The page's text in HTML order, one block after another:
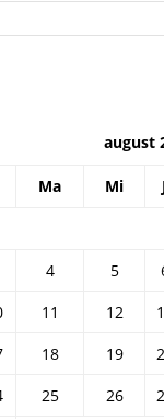
august
Ma Mi
4 5
11 12
18 19
25 26